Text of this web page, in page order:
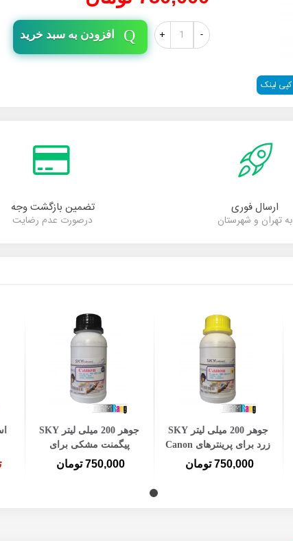
کپی لینک
-
+ افزودن به سبد خرید
ارسال فوری
به تهران و شهرستان
تضمین بازگشت وجه
درصورت عدم رضایت
افزودن به سبد خریدجوهر 200 میلی لیتر SKY
زرد برای پرینترهای Canon
750,000 تومان
افزودن به سبد خریدجوهر 200 میلی لیتر SKY
پیگمنت مشکی برای
پرینترهای Canon
750,000 تومان